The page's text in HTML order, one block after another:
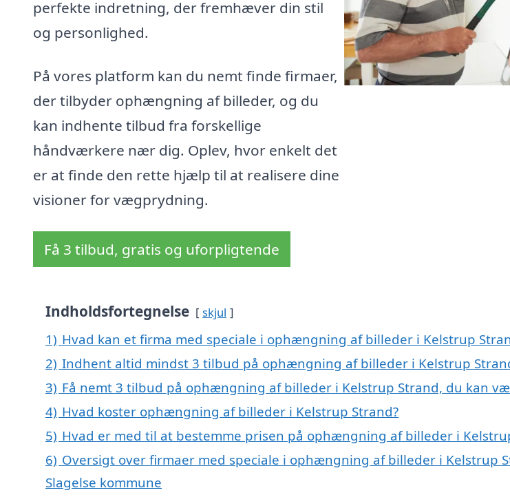
perfekte indretning, der fremhæver din stil
og personlighed.
På vores platform kan du nemt finde firmaer,
der tilbyder ophængning af billeder, og du
kan indhente tilbud fra forskellige
håndværkere nær dig. Oplev, hvor enkelt det
er at finde den rette hjælp til at realisere dine
visioner for vægprydning.
Få 3 tilbud, gratis og uforpligtende
Indholdsfortegnelse skjul
1) Hvad kan et firma med speciale i ophængning af billeder i Kelstrup
2) Indhent altid mindst 3 tilbud på ophængning af billeder i Kelstrup
3) Få nemt 3 tilbud på ophængning af billeder i Kelstrup Strand, du kan
4) Hvad koster ophængning af billeder i Kelstrup Strand?
5) Hvad er med til at bestemme prisen på ophængning af billeder i
6) Oversigt over firmaer med speciale i ophængning af billeder i Kelstrup
Slagelse kommune